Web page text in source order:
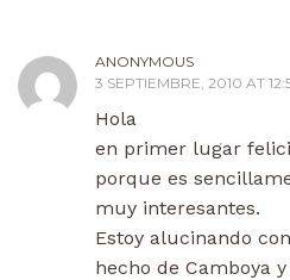
ANONYMOUS
3 SEPTIEMBRE, 2010 AT
Hola
en primer lugar
porque es
muy interesantes.
Estoy alucinando
hecho de Camboya